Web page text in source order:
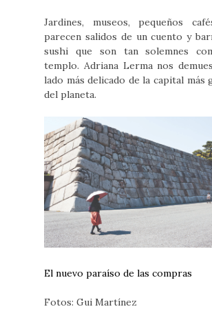
Jardines, museos, pequeños
parecen salidos de un cuento y
sushi que son tan solemnes
templo. Adriana Lerma nos
lado más delicado de la capital más
del planeta.
El nuevo paraíso de las compras
Fotos: Gui Martínez